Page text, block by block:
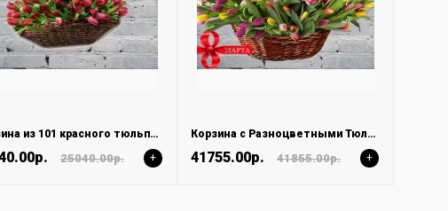
Корзина из 101 красного тюльпана
25040.00р. +
Корзина с Разноцветными Тюльпанами MIX
41755.00р. 41855.00р. +